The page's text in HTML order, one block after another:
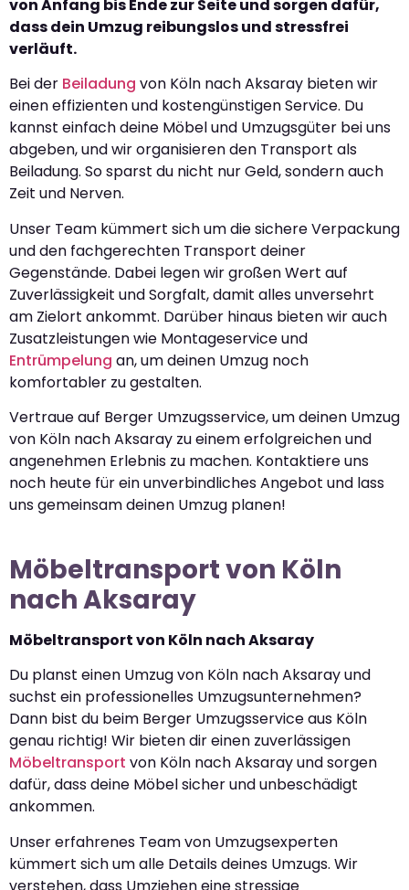
von Anfang bis Ende zur Seite und sorgen dafür,
dass dein Umzug reibungslos und stressfrei
verläuft.
Bei der Beiladung von Köln nach Aksaray bieten wir
einen effizienten und kostengünstigen Service. Du
kannst einfach deine Möbel und Umzugsgüter bei uns
abgeben, und wir organisieren den Transport als
Beiladung. So sparst du nicht nur Geld, sondern auch
Zeit und Nerven.
Unser Team kümmert sich um die sichere Verpackung
und den fachgerechten Transport deiner
Gegenstände. Dabei legen wir großen Wert auf
Zuverlässigkeit und Sorgfalt, damit alles unversehrt
am Zielort ankommt. Darüber hinaus bieten wir auch
Zusatzleistungen wie Montageservice und
Entrümpelung an, um deinen Umzug noch
komfortabler zu gestalten.
Vertraue auf Berger Umzugsservice, um deinen Umzug
von Köln nach Aksaray zu einem erfolgreichen und
angenehmen Erlebnis zu machen. Kontaktiere uns
noch heute für ein unverbindliches Angebot und lass
uns gemeinsam deinen Umzug planen!
Möbeltransport von Köln
nach Aksaray
Möbeltransport von Köln nach Aksaray
Du planst einen Umzug von Köln nach Aksaray und
suchst ein professionelles Umzugsunternehmen?
Dann bist du beim Berger Umzugsservice aus Köln
genau richtig! Wir bieten dir einen zuverlässigen
Möbeltransport von Köln nach Aksaray und sorgen
dafür, dass deine Möbel sicher und unbeschädigt
ankommen.
Unser erfahrenes Team von Umzugsexperten
kümmert sich um alle Details deines Umzugs. Wir
verstehen, dass Umziehen eine stressige